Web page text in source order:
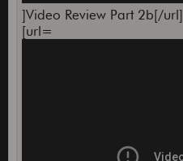
]Video Review Part 2b[/url]
[url=